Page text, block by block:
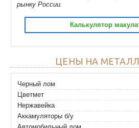
рынку России.
Калькулятор
ЦЕНЫ НА
Черный лом
Цветмет
Нержавейка
Аккамуляторы б/у